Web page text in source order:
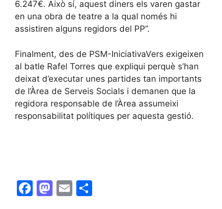
6.247€. Això sí, aquest diners els varen gastar
en una obra de teatre a la qual només hi
assistiren alguns regidors del PP”.
Finalment, des de PSM-IniciativaVers exigeixen
al batle Rafel Torres que expliqui perquè s’han
deixat d’executar unes partides tan importants
de l’Àrea de Serveis Socials i demanen que la
regidora responsable de l’Àrea assumeixi
responsabilitat polítiques per aquesta gestió.
F
M E